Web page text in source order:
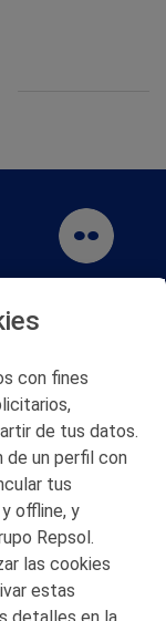
con fines
de tus datos.
de un perfil con
tus
offline, y
Repsol.
las cookies
estas